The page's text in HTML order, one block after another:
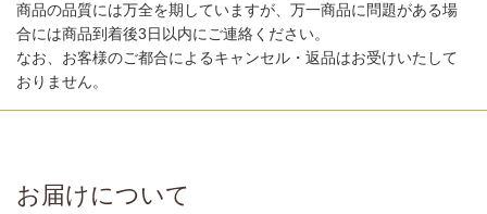
商品の品質には万全を期していますが、万一商品に問題がある場
合には商品到着後3日以内にご連絡ください。
なお、お客様のご都合によるキャンセル・返品はお受けいたして
おりません。
お届けについて